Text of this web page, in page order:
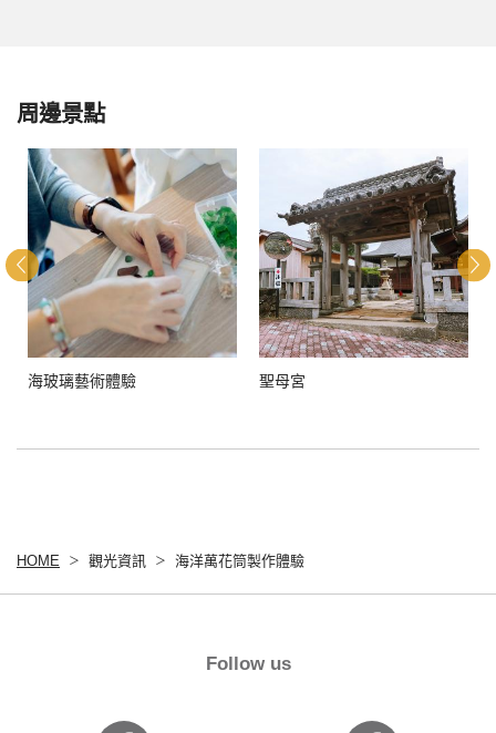
周邊景點
海玻璃藝術體驗 聖母宮
HOME 觀光資訊 海洋萬花筒製作體驗
Follow us